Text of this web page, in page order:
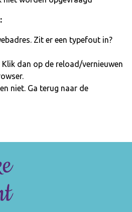
Zit er een typefout in?
Klik dan op de reload/vernieuwen
niet. Ga terug naar de